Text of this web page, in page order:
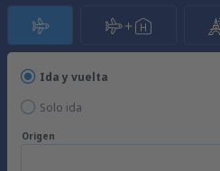
Ida y vuelta
Solo ida
Origen